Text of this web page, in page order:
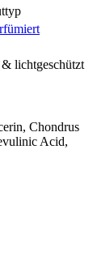
lichtgeschützt
Chondrus
Acid,